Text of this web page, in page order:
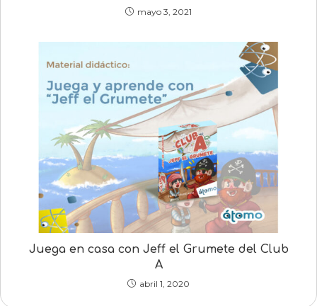
mayo 3, 2021
Juega en casa con Jeff el Grumete del Club
A
abril 1, 2020